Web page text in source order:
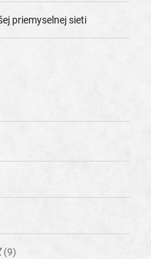
priemyselnej sieti
(9)